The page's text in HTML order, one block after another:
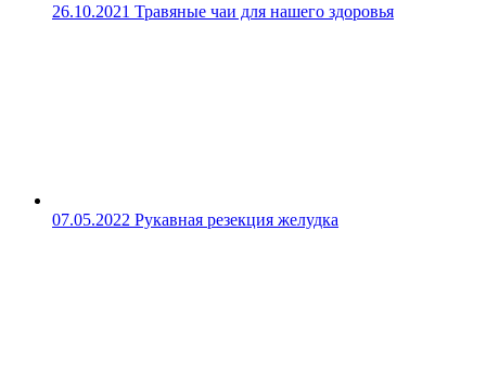
26.10.2021 Травяные чаи для нашего здоровья
07.05.2022 Рукавная резекция желудка